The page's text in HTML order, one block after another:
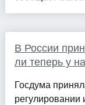
В России
ли теперь у
Госдума
регулировании